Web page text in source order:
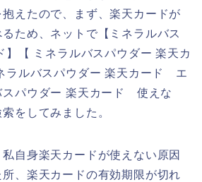
えたので、まず、楽天カードが
ため、ネットで【ミネラルバス
】【 ミネラルバスパウダー 楽天カ
ルバスパウダー 楽天カード エ
スパウダー 楽天カード 使えな
をしてみました。
自身楽天カードが使えない原因
、楽天カードの有効期限が切れ